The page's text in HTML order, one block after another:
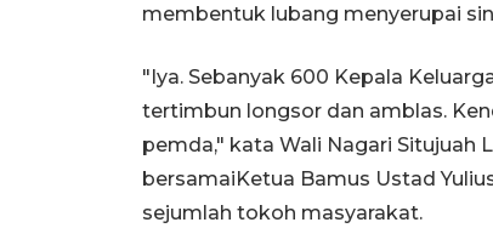
membentuk lubang menyerupai
"Iya. Sebanyak 600 Kepala
tertimbun longsor dan amblas.
pemda," kata Wali Nagari Situjuah
bersamaiKetua Bamus Ustad
sejumlah tokoh masyarakat.